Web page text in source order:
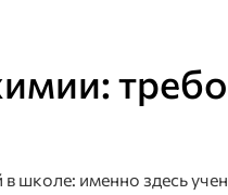
именно здесь